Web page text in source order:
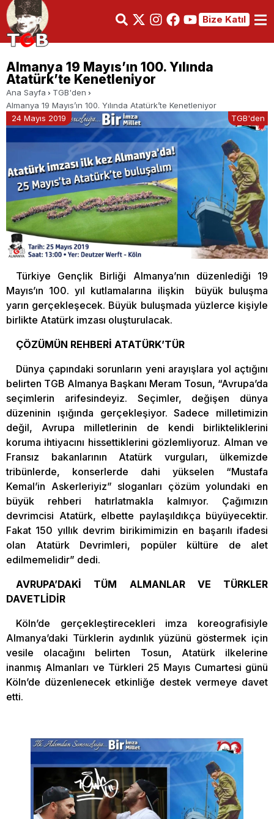
Bize Katıl
Almanya 19 Mayıs’ın 100. Yılında
Atatürk’te Kenetleniyor
Ana Sayfa
TGB'den
Almanya 19 Mayıs’ın 100. Yılında Atatürk’te Kenetleniyor
24 Mayıs 2019
TGB'den
Türkiye Gençlik Birliği Almanya’nın düzenlediği 19
Mayıs’ın 100. yıl kutlamalarına ilişkin büyük buluşma
yarın gerçekleşecek. Büyük buluşmada yüzlerce kişiyle
birlikte Atatürk imzası oluşturulacak.
ÇÖZÜMÜN REHBERİ ATATÜRK’TÜR
Dünya çapındaki sorunların yeni arayışlara yol açtığını
belirten TGB Almanya Başkanı Meram Tosun, “Avrupa’da
seçimlerin arifesindeyiz. Seçimler, değişen dünya
düzeninin ışığında gerçekleşiyor. Sadece milletimizin
değil, Avrupa milletlerinin de kendi birlikteliklerini
koruma ihtiyacını hissettiklerini gözlemliyoruz. Alman ve
Fransız bakanlarının Atatürk vurguları, ülkemizde
tribünlerde, konserlerde dahi yükselen “Mustafa
Kemal’in Askerleriyiz” sloganları çözüm yolundaki en
büyük rehberi hatırlatmakla kalmıyor. Çağımızın
devrimcisi Atatürk, elbette paylaşıldıkça büyüyecektir.
Fakat 150 yıllık devrim birikimimizin en başarılı ifadesi
olan Atatürk Devrimleri, popüler kültüre de alet
edilmemelidir” dedi.
AVRUPA’DAKİ TÜM ALMANLAR VE TÜRKLER
DAVETLİDİR
Köln’de gerçekleştirecekleri imza koreografisiyle
Almanya’daki Türklerin aydınlık yüzünü göstermek için
vesile olacağını belirten Tosun, Atatürk ilkelerine
inanmış Almanları ve Türkleri 25 Mayıs Cumartesi günü
Köln’de düzenlenecek etkinliğe destek vermeye davet
etti.